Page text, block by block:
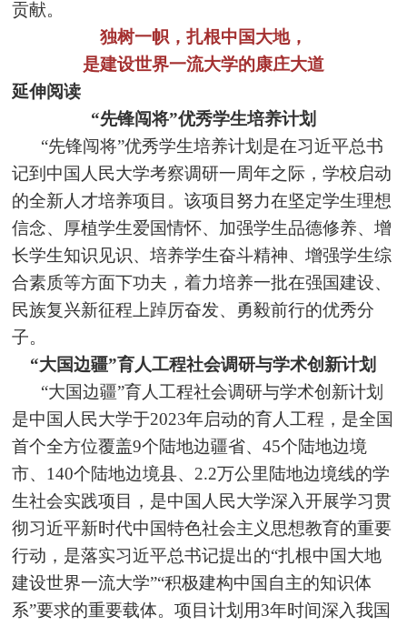
贡献。
独树一帜，扎根中国大地，
是建设世界一流大学的康庄大道
延伸阅读
“先锋闯将”优秀学生培养计划
“先锋闯将”优秀学生培养计划是在习近平总书
记到中国人民大学考察调研一周年之际，学校启动
的全新人才培养项目。该项目努力在坚定学生理想
信念、厚植学生爱国情怀、加强学生品德修养、增
长学生知识见识、培养学生奋斗精神、增强学生综
合素质等方面下功夫，着力培养一批在强国建设、
民族复兴新征程上踔厉奋发、勇毅前行的优秀分
子。
“大国边疆”育人工程社会调研与学术创新计划
“大国边疆”育人工程社会调研与学术创新计划
是中国人民大学于2023年启动的育人工程，是全国
首个全方位覆盖9个陆地边疆省、45个陆地边境
市、140个陆地边境县、2.2万公里陆地边境线的学
生社会实践项目，是中国人民大学深入开展学习贯
彻习近平新时代中国特色社会主义思想教育的重要
行动，是落实习近平总书记提出的“扎根中国大地
建设世界一流大学”“积极建构中国自主的知识体
系”要求的重要载体。项目计划用3年时间深入我国